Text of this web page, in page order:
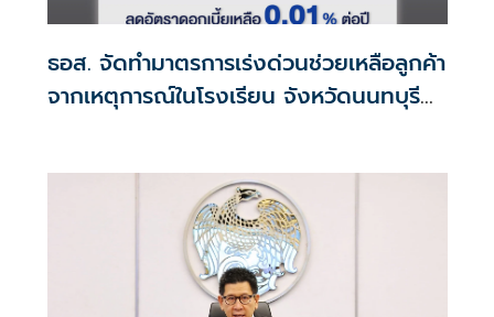
ธอส. จัดทำมาตรการเร่งด่วนช่วยเหลือลูกค้า
จากเหตุการณ์ในโรงเรียน จังหวัดนนทบุรี